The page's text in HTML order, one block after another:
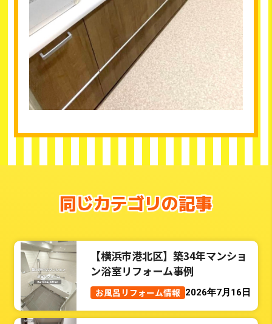
同じカテゴリの記事
【横浜市港北区】築34年マンショ
ン浴室リフォーム事例
お風呂リフォーム情報 2026年7月16日